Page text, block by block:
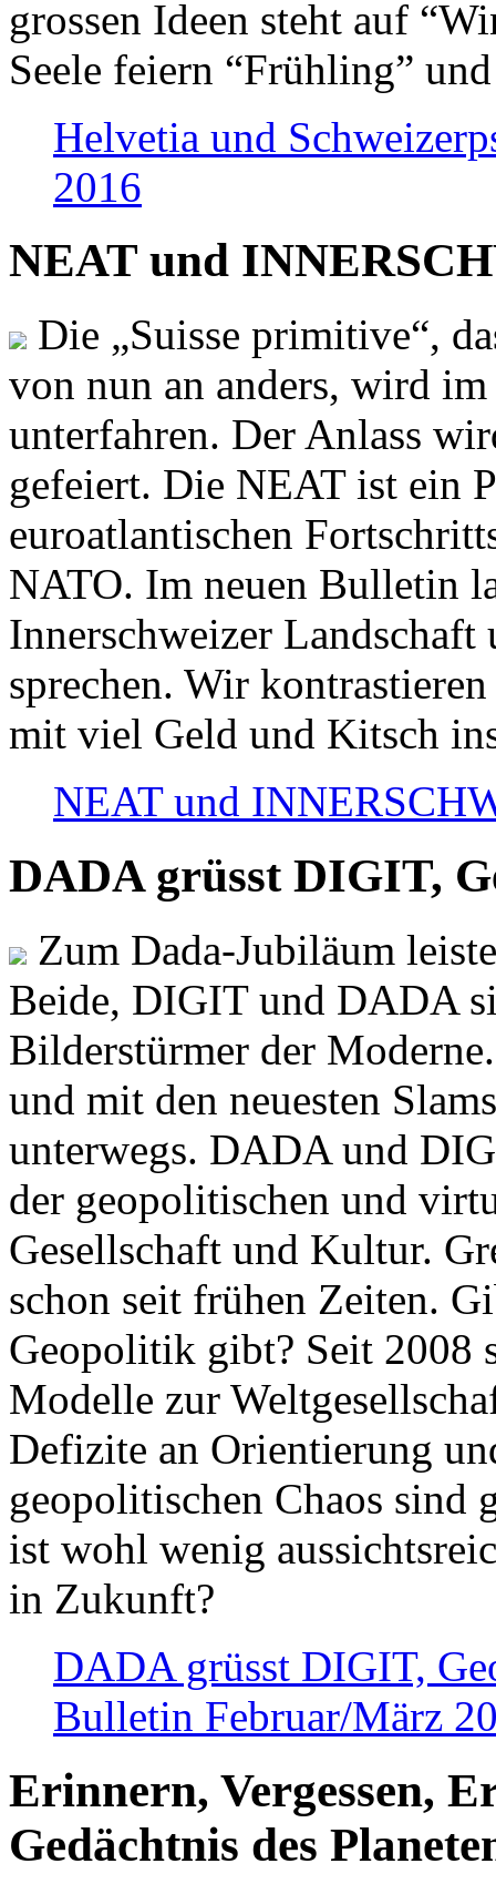
grossen Ideen steht auf
Seele feiern “Frühling”
Helvetia und
2016
NEAT und
Die „Suisse primitive“,
von nun an anders, wird
unterfahren. Der Anlass
gefeiert. Die NEAT ist ein
euroatlantischen
NATO. Im neuen Bulletin
Innerschweizer
sprechen. Wir
mit viel Geld und Kitsch
NEAT und
DADA grüsst DIGIT,
Zum Dada-Jubiläum
Beide, DIGIT und DADA
Bilderstürmer der
und mit den neuesten
unterwegs. DADA und
der geopolitischen und
Gesellschaft und Kultur.
schon seit frühen Zeiten.
Geopolitik gibt? Seit 2008
Modelle zur
Defizite an Orientierung
geopolitischen Chaos sind
ist wohl wenig
in Zukunft?
DADA grüsst DIGIT,
Bulletin Februar/März
Erinnern, Vergessen,
Gedächtnis des